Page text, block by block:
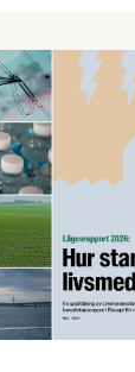
av
att
och